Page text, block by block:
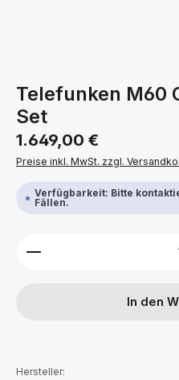
Telefunken M60
Set
Regulärer Preis:
1.649,00 €
Preise inkl. MwSt. zzgl.
Verfügbarkeit: Bitte
Fällen.
Produkt Anzahl: Gib
In den
Hersteller: